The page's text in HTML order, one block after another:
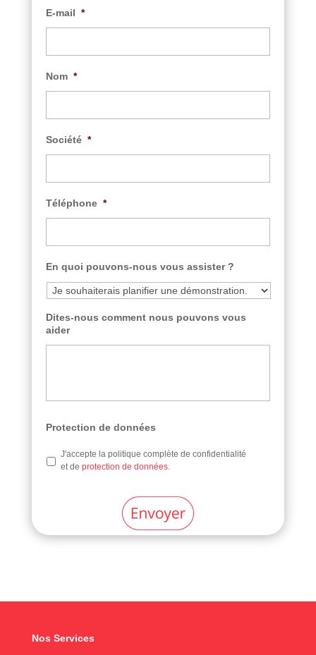
E-mail *
Nom *
Société *
Téléphone *
En quoi pouvons-nous vous assister ?
Dites-nous comment nous pouvons vous
aider
Protection de données
J'accepte la politique complète de confidentialité
et de protection de données.
Nos Services